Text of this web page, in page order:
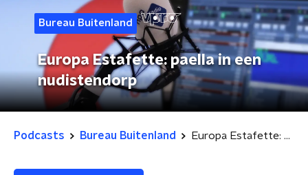
Bureau Buitenland
Europa Estafette: paella in een
nudistendorp
Podcasts Bureau Buitenland Europa Estafette: paella in een nudistendorp